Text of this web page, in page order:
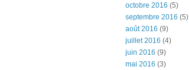
octobre 2016 (5)
septembre 2016 (5)
août 2016 (9)
juillet 2016 (4)
juin 2016 (9)
mai 2016 (3)